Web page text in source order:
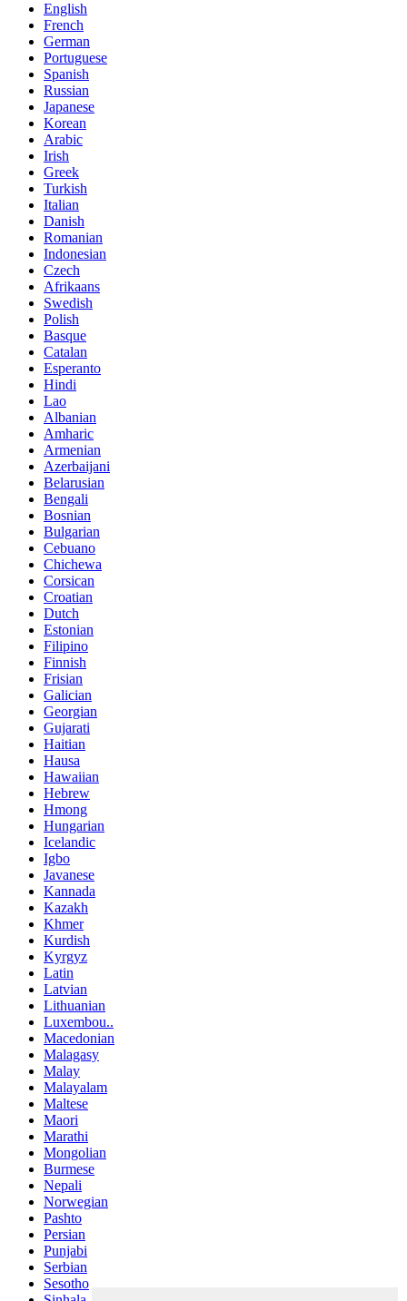
English
French
German
Portuguese
Spanish
Russian
Japanese
Korean
Arabic
Irish
Greek
Turkish
Italian
Danish
Romanian
Indonesian
Czech
Afrikaans
Swedish
Polish
Basque
Catalan
Esperanto
Hindi
Lao
Albanian
Amharic
Armenian
Azerbaijani
Belarusian
Bengali
Bosnian
Bulgarian
Cebuano
Chichewa
Corsican
Croatian
Dutch
Estonian
Filipino
Finnish
Frisian
Galician
Georgian
Gujarati
Haitian
Hausa
Hawaiian
Hebrew
Hmong
Hungarian
Icelandic
Igbo
Javanese
Kannada
Kazakh
Khmer
Kurdish
Kyrgyz
Latin
Latvian
Lithuanian
Luxembou..
Macedonian
Malagasy
Malay
Malayalam
Maltese
Maori
Marathi
Mongolian
Burmese
Nepali
Norwegian
Pashto
Persian
Punjabi
Serbian
Sesotho